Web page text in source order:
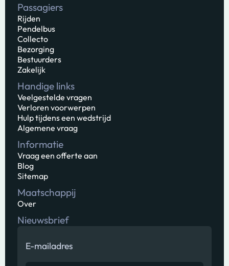
Passagiers
Rijden
Pendelbus
Collecto
Bezorging
Bestuurders
Zakelijk
Handige links
Veelgestelde vragen
Verloren voorwerpen
Hulp tijdens een wedstrijd
Algemene vraag
Informatie
Vraag een offerte aan
Blog
Sitemap
Maatschappij
Over
Nieuwsbrief